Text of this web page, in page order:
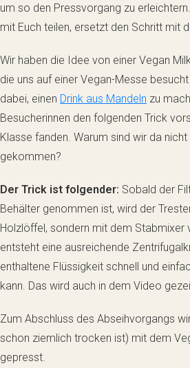
um so den Pressvorgang zu
mit Euch teilen, ersetzt den Schritt mit
Wir haben die Idee von einer Vegan
die uns auf einer Vegan-Messe
dabei, einen Drink aus Mandeln zu
Besucherinnen den folgenden Trick
Klasse fanden. Warum sind wir da
gekommen?
Der Trick ist folgender: Sobald der
Behälter genommen ist, wird der
Holzlöffel, sondern mit dem Stabmixer
entsteht eine ausreichende
enthaltene Flüssigkeit schnell und
kann. Das wird auch in dem Video
Zum Abschluss des Abseihvorgangs
schon ziemlich trocken ist) mit dem
gepresst.